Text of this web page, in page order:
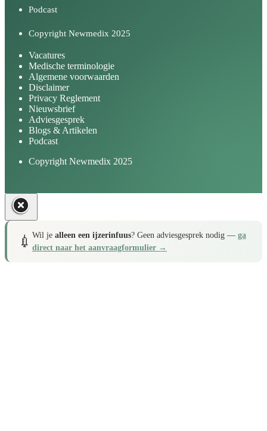
Podcast
Copyright Newmedix 2025
Vacatures
Medische terminologie
Algemene voorwaarden
Disclaimer
Privacy Reglement
Nieuwsbrief
Adviesgesprek
Blogs & Artikelen
Podcast
Copyright Newmedix 2025
💉 Wil je alleen een ijzerinfuus? Geen adviesgesprek nodig — ga
direct naar het aanvraagformulier →